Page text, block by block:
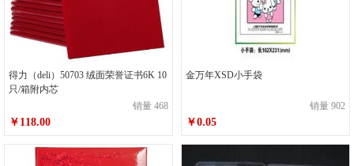
得力（deli）50703 绒面荣誉证书6K 10
只/箱附内芯
销量 468
￥118.00
金万年XSD小手袋
销量 902
￥0.05